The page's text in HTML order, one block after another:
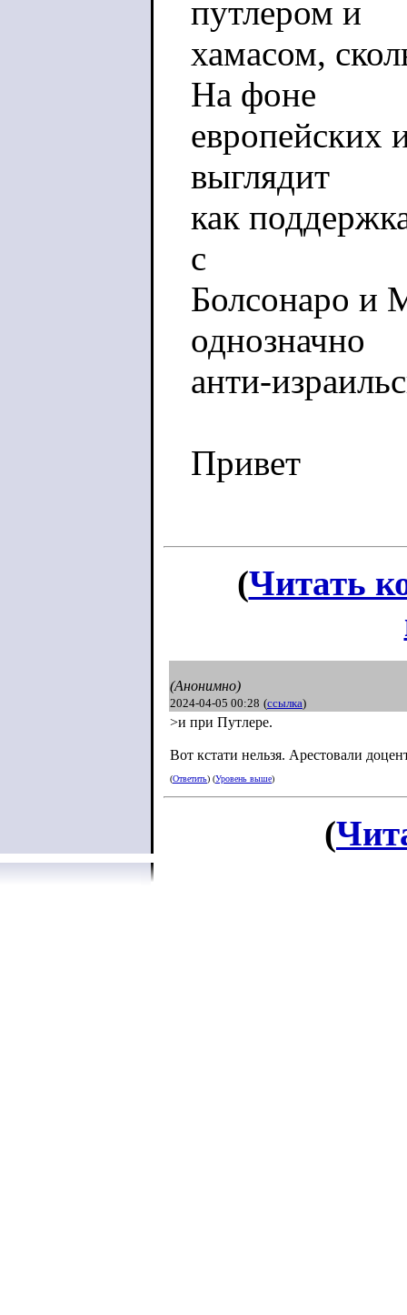
путлером и
хамасом,
На фоне
европейских
выглядит
как
с
Болсонаро и
однозначно
анти-
Привет
(Читать
(Анонимно)
2024-04-05 00:28 (ссылка)
>и при Путлере.
Вот кстати нельзя. Арестовали
(Ответить) (Уровень выше)
(